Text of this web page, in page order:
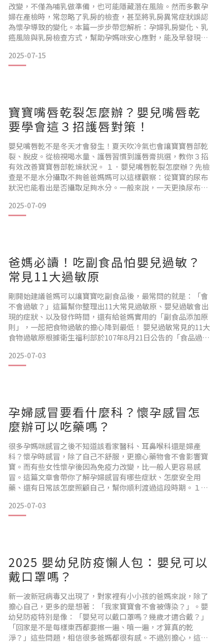
改變，不僅為哺乳做準備，也可能隱藏潛在風險。然而多數孕
婦在產檢時，常忽略了乳房的檢查，甚至將乳房異常症狀誤認
為懷孕導致的變化。本篇一步步帶您解析：孕婦乳房變化、乳
癌風險與乳房檢查方式，幫助孕媽咪安心應對，能及早發現病
出「妊娠6～8週就可漸漸感受到乳房脹痛」。懷孕初期開始，
因體內雌激素、黃體素與泌乳素等荷爾蒙的改變會促使乳腺發
2025-07-15
寶寶嘴唇乾裂怎麼辦？嬰兒嘴唇乾
要學會這３招護唇對策！
嬰兒嘴唇乾不是冬天才會發生！夏天吹冷氣也會讓寶寶唇部乾
裂、脫皮。從檢視喝水量、護唇習慣到護唇膏挑選，教你３招
有效改善寶寶唇部乾燥狀況。 １．嬰兒嘴唇乾裂怎麼辦？先檢
查是不是水分攝取不夠爸爸媽媽可以這樣觀察：從寶寶的尿布
狀況也能看出是否攝取足夠水分。一般來說，一天更換尿布約6
較重，就有可能是水分攝取不足的徵兆，反之，若一天超過 10
次以上，則可以減少額外水的攝取量。嬰幼兒需要喝多少水？
2025-07-09
爸媽必讀！吃副食品怕嬰兒過敏？
常見11大過敏原
剛開始建議爸媽可以讓寶寶吃副食品後，最常問的就是：「會
不會過敏？」這篇幫你整理出11大常見過敏原、嬰兒過敏會出
現的症狀、以及發作時間，還有給爸媽實用的「副食品添加原
則」，一起把食物過敏的擔心降到最低！ 嬰兒過敏常見的11大
食物過敏原根據衛生福利部於107年8月21日公告的「食品過敏
最常見的副食品過敏原是牛奶，如果在嬰兒時期就檢查出對牛
奶過敏，恐怕就不能喝，加上嬰幼兒腸胃和免疫系統還在發展
2025-07-03
孕婦感冒要看什麼科？懷孕感冒怎
麼辦可以吃藥嗎？
很多孕媽咪感冒之後不知道該看家醫科、耳鼻喉科還是婦產
科？懷孕時感冒，除了自己不舒服，更擔心藥物會不會影響寶
寶。而有些女性懷孕後因為免疫力改變，比一般人更容易感
冒。這篇文章會帶你了解孕婦感冒有哪些症狀、怎麼安全用
藥、還有日常該怎麼照顧自己，幫你順利渡過這段時期。１．
藥，千萬要小心，尤其孕婦在懷孕初期（懷孕前3個月）時，對
藥物的服用務必要非常小心，因為這時候正是胚胎形成的關鍵
2025-07-03
2025 嬰幼兒防疫懶人包：嬰兒可以
戴口罩嗎？
新一波新冠病毒又出現了，對家裡有小小孩的爸媽來說，除了
擔心自己，更多的是想著：「我家寶寶會不會被傳染？」。嬰
幼兒防疫特別是像：「嬰兒可以戴口罩嗎？幾歲才適合戴？」
「回家是不是每樣東西都要擦一遍、噴一遍，才算真的乾
淨？」這些問題，相信很多爸媽都很有感。不過別擔心，這篇